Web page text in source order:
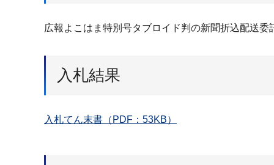
広報よこはま特別号タブロイド判の新聞折込配送委
入札結果
入札てん末書（PDF：53KB）